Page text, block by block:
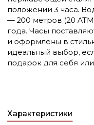
положении 3 часа.
— 200 метров (20
года. Часы
и оформлены в
идеальный выбор,
подарок для себя
Характеристики